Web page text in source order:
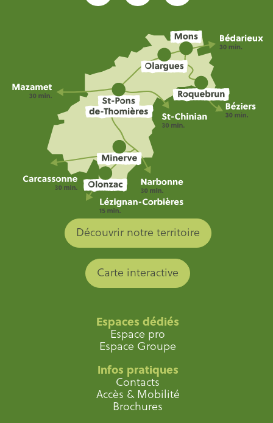
Découvrir notre territoire
Carte interactive
Espaces dédiés
Espace pro
Espace Groupe
Infos pratiques
Contacts
Accès & Mobilité
Brochures